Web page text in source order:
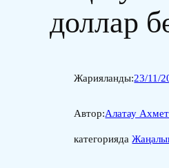
доллар
Жарияланды:23/11/
Автор:Алатау
категорияда